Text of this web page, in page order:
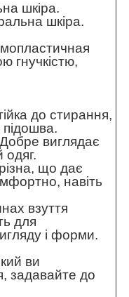
шкіра.
шкіра.
гнучкістю,
до стирання,
виглядає
одяг.
що дає
навіть
взуття
для
і форми.
ви
задавайте до